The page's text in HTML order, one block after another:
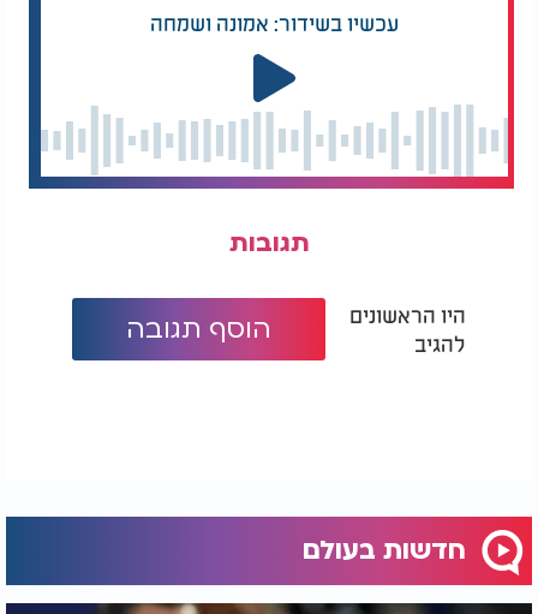
עכשיו בשידור: אמונה ושמחה
תגובות
היו הראשונים
להגיב
הוסף תגובה
חדשות בעולם